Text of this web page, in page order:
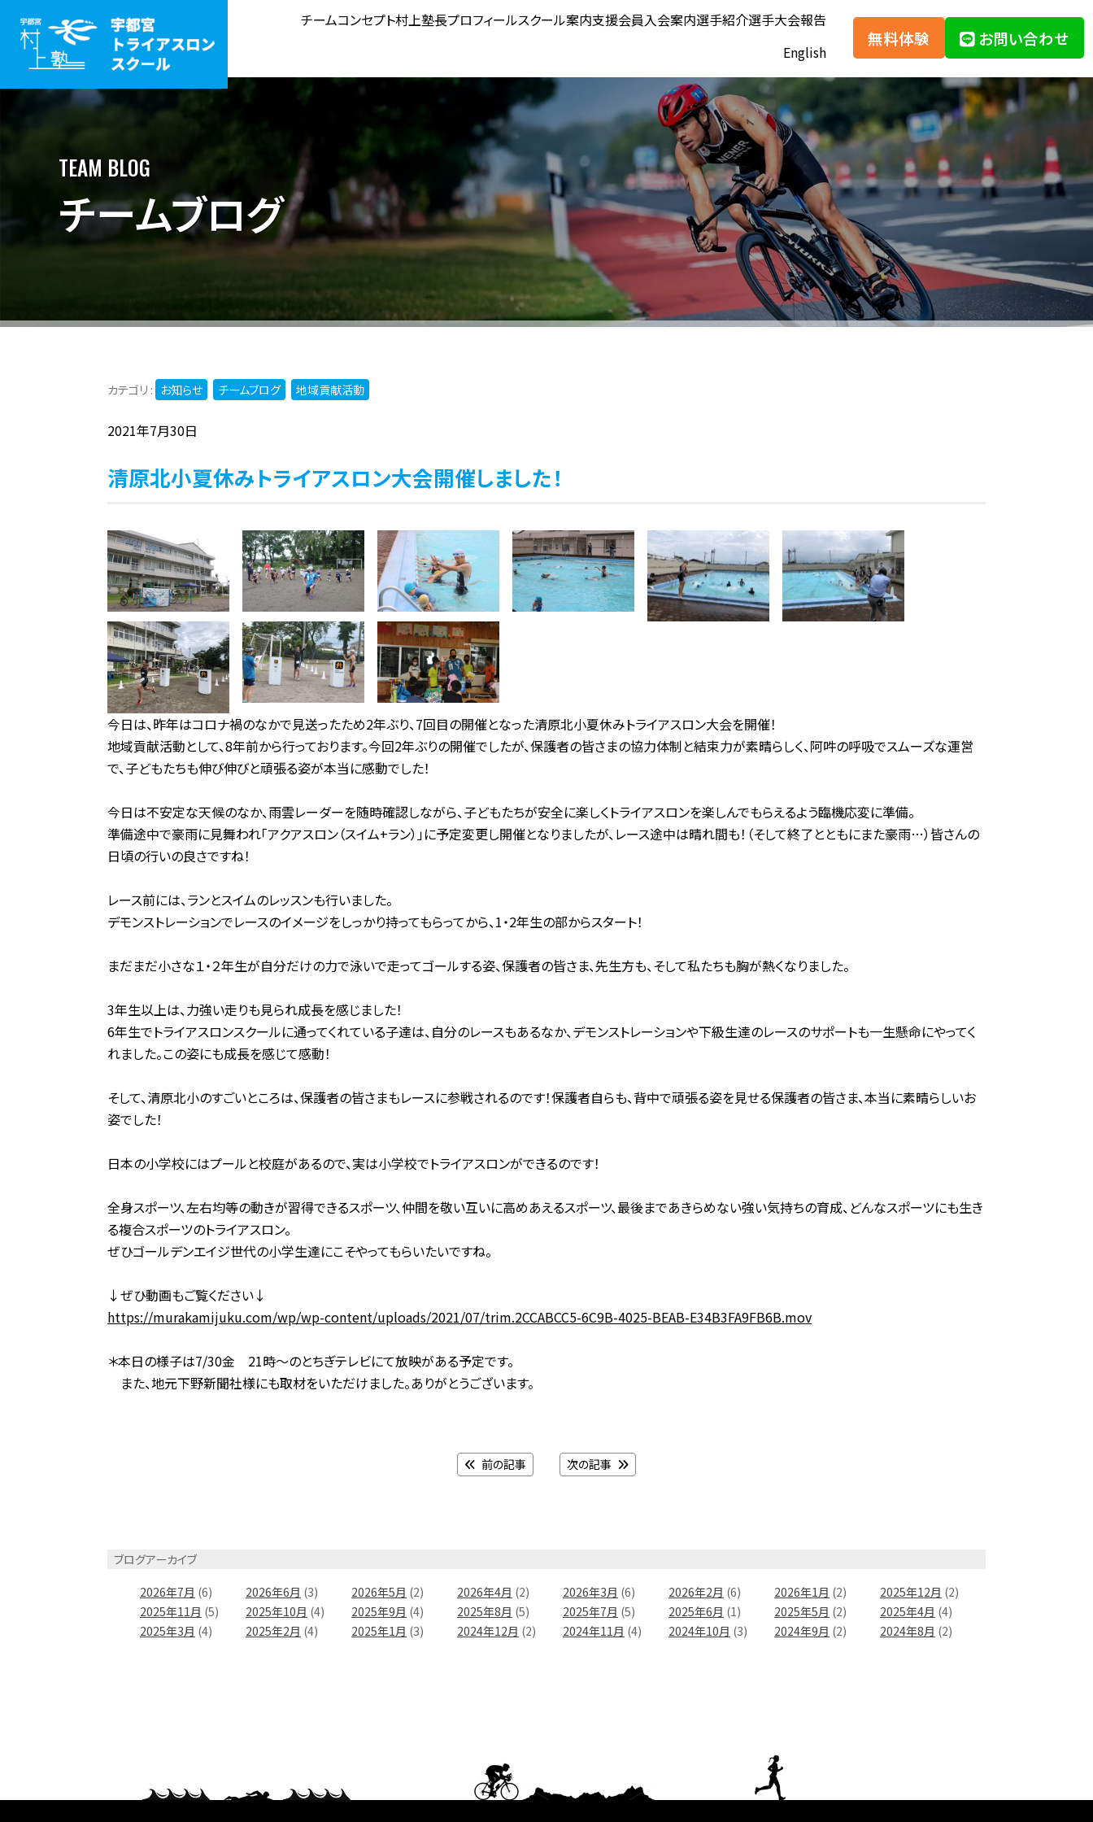
チームコンセプト村上塾長プロフィールスクール案内支援会員入会案内選手紹介選手大会報告
English
無料体験 お問い合わせ
TEAM BLOG
チームブログ
カテゴリ : お知らせ チームブログ 地域貢献活動
2021年7月30日
清原北小夏休みトライアスロン大会開催しました！
今日は、昨年はコロナ禍のなかで見送ったため2年ぶり、7回目の開催となった清原北小夏休みトライアスロン大会を開催！
地域貢献活動として、8年前から行っております。今回2年ぶりの開催でしたが、保護者の皆さまの協力体制と結束力が素晴らしく、阿吽の呼吸でスムーズな運営
で、子どもたちも伸び伸びと頑張る姿が本当に感動でした！
今日は不安定な天候のなか、雨雲レーダーを随時確認しながら、子どもたちが安全に楽しくトライアスロンを楽しんでもらえるよう臨機応変に準備。
準備途中で豪雨に見舞われ「アクアスロン（スイム+ラン）」に予定変更し開催となりましたが、レース途中は晴れ間も！（そして終了とともにまた豪雨…）皆さんの
日頃の行いの良さですね！
レース前には、ランとスイムのレッスンも行いました。
デモンストレーションでレースのイメージをしっかり持ってもらってから、1・2年生の部からスタート！
まだまだ小さな１・２年生が自分だけの力で泳いで走ってゴールする姿、保護者の皆さま、先生方も、そして私たちも胸が熱くなりました。
3年生以上は、力強い走りも見られ成長を感じました！
6年生でトライアスロンスクールに通ってくれている子達は、自分のレースもあるなか、デモンストレーションや下級生達のレースのサポートも一生懸命にやってく
れました。この姿にも成長を感じて感動！
そして、清原北小のすごいところは、保護者の皆さまもレースに参戦されるのです！保護者自らも、背中で頑張る姿を見せる保護者の皆さま、本当に素晴らしいお
姿でした！
日本の小学校にはプールと校庭があるので、実は小学校でトライアスロンができるのです！
全身スポーツ、左右均等の動きが習得できるスポーツ、仲間を敬い互いに高めあえるスポーツ、最後まであきらめない強い気持ちの育成、どんなスポーツにも生き
る複合スポーツのトライアスロン。
ぜひゴールデンエイジ世代の小学生達にこそやってもらいたいですね。
↓ぜひ動画もご覧ください↓
https://murakamijuku.com/wp/wp-content/uploads/2021/07/trim.2CCABCC5-6C9B-4025-BEAB-E34B3FA9FB6B.mov
＊本日の様子は7/30金 21時～のとちぎテレビにて放映がある予定です。
また、地元下野新聞社様にも取材をいただけました。ありがとうございます。
前の記事 次の記事
ブログアーカイブ
2026年7月 (6) 2026年6月 (3) 2026年5月 (2) 2026年4月 (2) 2026年3月 (6) 2026年2月 (6) 2026年1月 (2) 2025年12月 (2)
2025年11月 (5) 2025年10月 (4) 2025年9月 (4) 2025年8月 (5) 2025年7月 (5) 2025年6月 (1) 2025年5月 (2) 2025年4月 (4)
2025年3月 (4) 2025年2月 (4) 2025年1月 (3) 2024年12月 (2) 2024年11月 (4) 2024年10月 (3) 2024年9月 (2) 2024年8月 (2)